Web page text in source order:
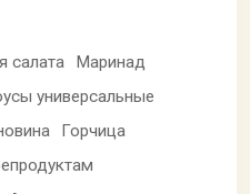
салата
Маринад
универсальные
Горчица